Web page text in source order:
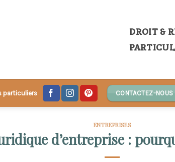
DROIT &
particuliers CONTACTEZ-NOUS
ENTREPRISES
d’entreprise :